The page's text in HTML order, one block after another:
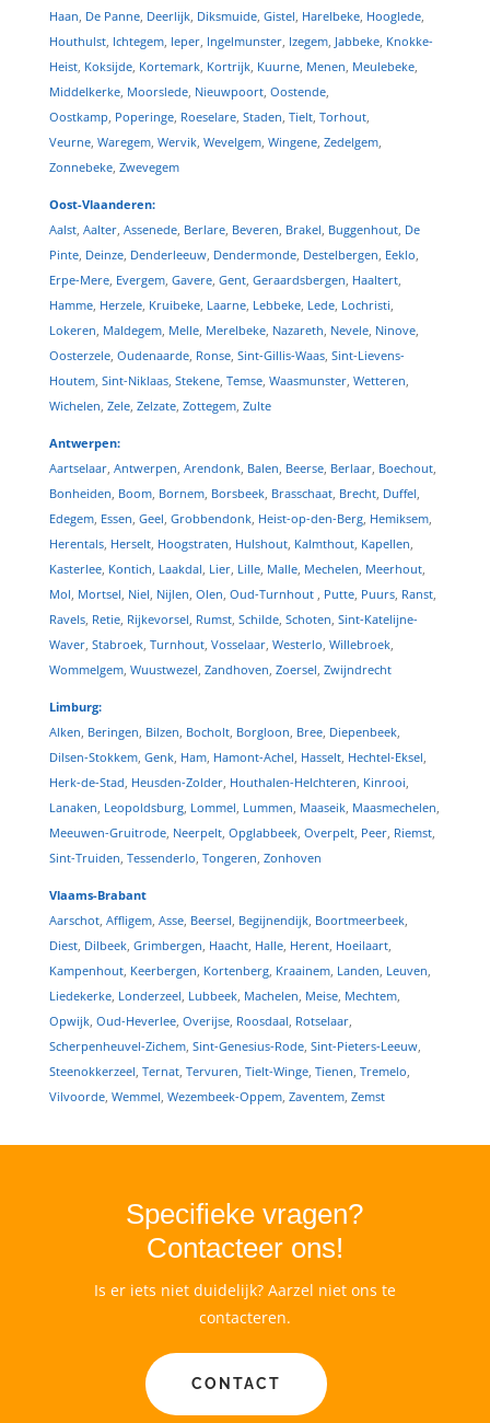
Haan De Panne, Deerlijk, Diksmuide, Gistel Harelbeke, Hooglede,
Houthulst, Ichtegem, Ieper, Ingelmunster, Izegem, Jabbeke, Knokke-
Heist, Koksijde, Kortemark, Kortrijk, Kuurne, Menen Meulebeke,
Middelkerke, Moorslede, Nieuwpoort, Oostende,
Oostkamp Poperinge, Roeselare, Staden Tielt, Torhout,
Veurne, Waregem, Wervik, Wevelgem, Wingene, Zedelgem,
Zonnebeke, Zwevegem
Oost-Vlaanderen:
Aalst, Aalter, Assenede, Berlare, Beveren Brakel Buggenhout, De
Pinte, Deinze, Denderleeuw, Dendermonde, Destelbergen Eeklo
Erpe-Mere, Evergem, Gavere, Gent, Geraardsbergen Haaltert,
Hamme, Herzele, Kruibeke, Laarne, Lebbeke, Lede, Lochristi
Lokeren Maldegem, Melle, Merelbeke, Nazareth Nevele, Ninove,
Oosterzele, Oudenaarde, Ronse, Sint-Gillis-Waas, Sint-Lievens-
Houtem, Sint-Niklaas, Stekene, Temse, Waasmunster, Wetteren
Wichelen Zele, Zelzate, Zottegem, Zulte
Antwerpen:
Aartselaar, Antwerpen Arendonk, Balen Beerse, Berlaar, Boechout,
Bonheiden Boom, Bornem, Borsbeek, Brasschaat, Brecht, Duffel
Edegem, Essen Geel Grobbendonk, Heist-op-den-Berg, Hemiksem,
Herentals, Herselt, Hoogstraten Hulshout, Kalmthout, Kapellen
Kasterlee, Kontich Laakdal Lier, Lille, Malle, Mechelen Meerhout,
Mol Mortsel Niel Nijlen Olen Oud-Turnhout Putte, Puurs, Ranst,
Ravels, Retie, Rijkevorsel Rumst, Schilde, Schoten Sint-Katelijne-
Waver, Stabroek, Turnhout, Vosselaar, Westerlo Willebroek,
Wommelgem, Wuustwezel Zandhoven Zoersel Zwijndrecht
Limburg:
Alken Beringen Bilzen Bocholt, Borgloon Bree, Diepenbeek,
Dilsen-Stokkem, Genk, Ham, Hamont-Achel Hasselt, Hechtel-Eksel
Herk-de-Stad Heusden-Zolder, Houthalen-Helchteren Kinrooi
Lanaken Leopoldsburg, Lommel Lummen Maaseik, Maasmechelen
Meeuwen-Gruitrode, Neerpelt, Opglabbeek, Overpelt, Peer, Riemst,
Sint-Truiden Tessenderlo Tongeren Zonhoven
Vlaams-Brabant
Aarschot, Affligem, Asse, Beersel Begijnendijk, Boortmeerbeek,
Diest, Dilbeek, Grimbergen Haacht, Halle, Herent, Hoeilaart,
Kampenhout, Keerbergen Kortenberg, Kraainem, Landen Leuven
Liedekerke, Londerzeel Lubbeek, Machelen Meise, Mechtem,
Opwijk, Oud-Heverlee, Overijse, Roosdaal Rotselaar,
Scherpenheuvel-Zichem, Sint-Genesius-Rode, Sint-Pieters-Leeuw,
Steenokkerzeel Ternat, Tervuren Tielt-Winge, Tienen Tremelo
Vilvoorde, Wemmel Wezembeek-Oppem, Zaventem, Zemst
Specifieke vragen?
Contacteer ons!
Is er iets niet duidelijk? Aarzel niet ons te
contacteren.
CONTACT